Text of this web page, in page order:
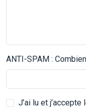
ANTI-SPAM :
J’ai lu et j’accepte